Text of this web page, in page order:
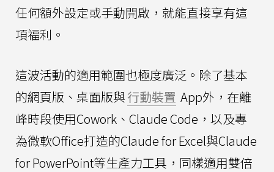
任何額外設定或手動開啟，就能直接享有這
項福利。
這波活動的適用範圍也極度廣泛。除了基本
的網頁版、桌面版與行動裝置 App外，在離
峰時段使用Cowork、Claude Code，以及專
為微軟Office打造的Claude for Excel與Claude
for PowerPoint等生產力工具，同樣適用雙倍